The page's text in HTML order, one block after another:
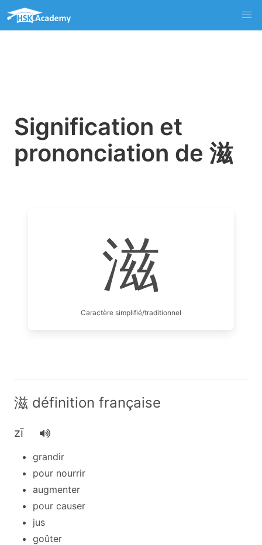
Signification et
prononciation de 滋
滋
Caractère simplifié/traditionnel
滋 définition française
zī
grandir
pour nourrir
augmenter
pour causer
jus
goûter